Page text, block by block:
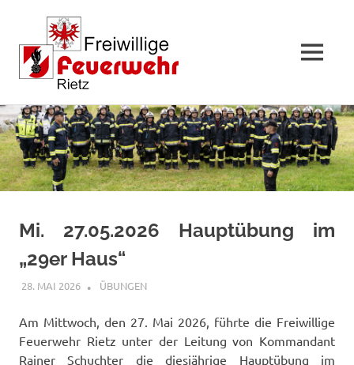
Zum
Inhalt
springen
MENÜ
Mi. 27.05.2026 Hauptübung im
„29er Haus“
28. MAI 2026 FFWRIETZ
ÜBUNGEN
Am Mittwoch, den 27. Mai 2026, führte die Freiwillige
Feuerwehr Rietz unter der Leitung von Kommandant
Rainer Schuchter die diesjährige Hauptübung im